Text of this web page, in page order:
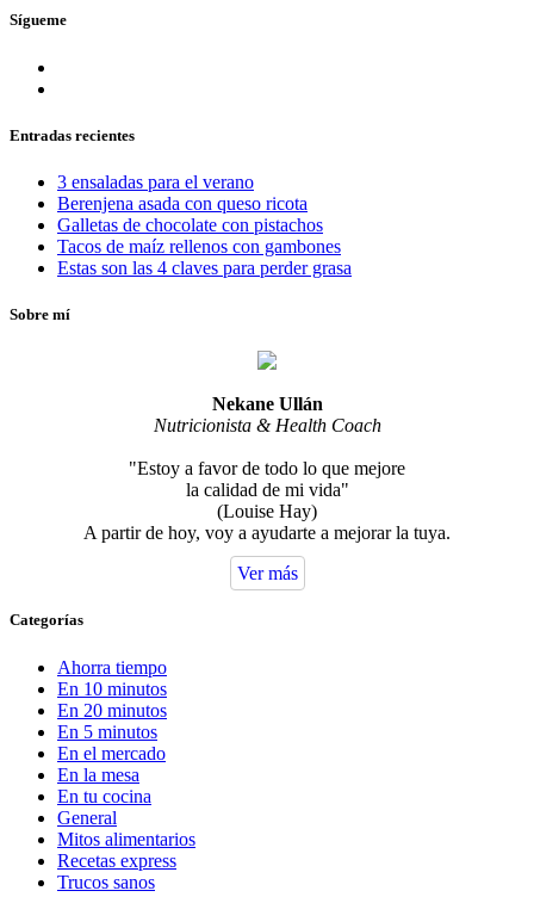
Sígueme
Entradas recientes
3 ensaladas para el verano
Berenjena asada con queso ricota
Galletas de chocolate con pistachos
Tacos de maíz rellenos con gambones
Estas son las 4 claves para perder grasa
Sobre mí
Nekane Ullán
Nutricionista & Health Coach
"Estoy a favor de todo lo que mejore
la calidad de mi vida"
(Louise Hay)
A partir de hoy, voy a ayudarte a mejorar la tuya.
Ver más
Categorías
Ahorra tiempo
En 10 minutos
En 20 minutos
En 5 minutos
En el mercado
En la mesa
En tu cocina
General
Mitos alimentarios
Recetas express
Trucos sanos